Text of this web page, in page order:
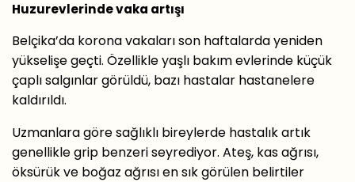
Huzurevlerinde vaka artışı
Belçika’da korona vakaları son haftalarda yeniden
yükselişe geçti. Özellikle yaşlı bakım evlerinde küçük
çaplı salgınlar görüldü, bazı hastalar hastanelere
kaldırıldı.
Uzmanlara göre sağlıklı bireylerde hastalık artık
genellikle grip benzeri seyrediyor. Ateş, kas ağrısı,
öksürük ve boğaz ağrısı en sık görülen belirtiler